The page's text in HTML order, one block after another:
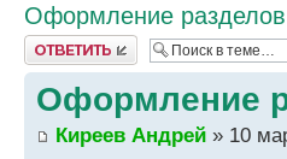
Оформление разделов
Ответить
Оформление
Киреев Андрей » 10